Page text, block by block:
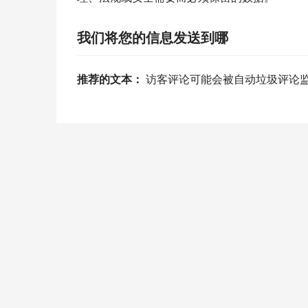
我们将您的信息发送到哪
推荐的文本： 访客评论可能会被自动垃圾评论